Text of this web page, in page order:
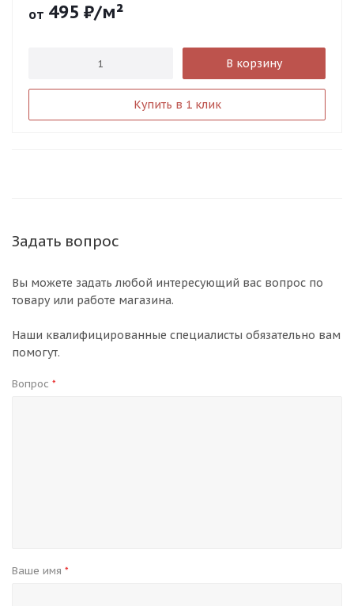
от 495 ₽/м²
В корзину
Купить в 1 клик
Задать вопрос
Вы можете задать любой интересующий вас вопрос по
товару или работе магазина.
Наши квалифицированные специалисты обязательно вам
помогут.
Вопрос *
Ваше имя *